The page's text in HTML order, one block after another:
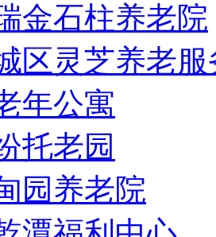
金石柱养老院
区灵芝养老
年公寓
托老园
园养老院